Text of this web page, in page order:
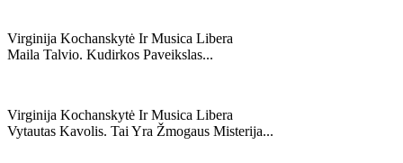
Virginija Kochanskytė Ir Musica Libera
Maila Talvio. Kudirkos Paveikslas...
Virginija Kochanskytė Ir Musica Libera
Vytautas Kavolis. Tai Yra Žmogaus Misterija...